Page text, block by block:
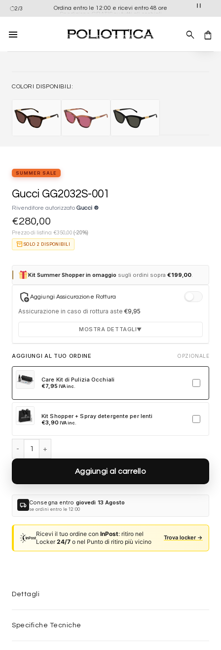
Salta
ai
contenuti
2/3
Spedizione GRATIS su tutti gli occhiali
Ordina entro le 12:00 e ricevi entro 48 ore
COLORI DISPONIBILI:
SUMMER SALE
Gucci GG2032S-001
Rivenditore autorizzato Gucci ®
€280,00
Prezzo di listino: €350,00 (-20%)
inventory_2 SOLO 2 DISPONIBILI
Kit Summer Shopper in omaggio sugli ordini sopra€199,00
add_moderatorAggiungi Assicurazione Rottura
Assicurazione in caso di rottura aste €9,95
MOSTRA DETTAGLI▼
Durata 12 mesi dalla consegna dell'ordine
Fino a 2 sostituzioni delle aste in caso di danno
accidentale
Ricambi originali e certificati del produttore
Spedizione espressa delle aste nuove
Clicca sulla card per attivare l'assicurazione. Se non clicchi, non
verrà aggiunta al tuo ordine.
AGGIUNGI AL TUO ORDINE OPZIONALE
Care Kit di Pulizia Occhiali
€7,95 IVA inc.
Kit Shopper + Spray detergente per lenti
€3,90 IVA inc.
Aggiungi al carrello
local_shipping Consegna entro giovedì 13 Agosto
se ordini entro le 12:00
Ricevi il tuo ordine conInPost: ritiro nel
Locker24/7 o nel Punto di ritiro più vicino
Trova locker →
Dettagli
Specifiche Tecniche